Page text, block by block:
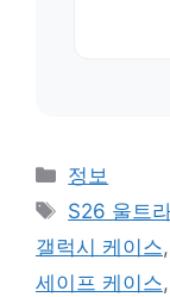
카
테
리
정보
태
그
S26 울트
갤럭시 케이스,
세이프 케이스,